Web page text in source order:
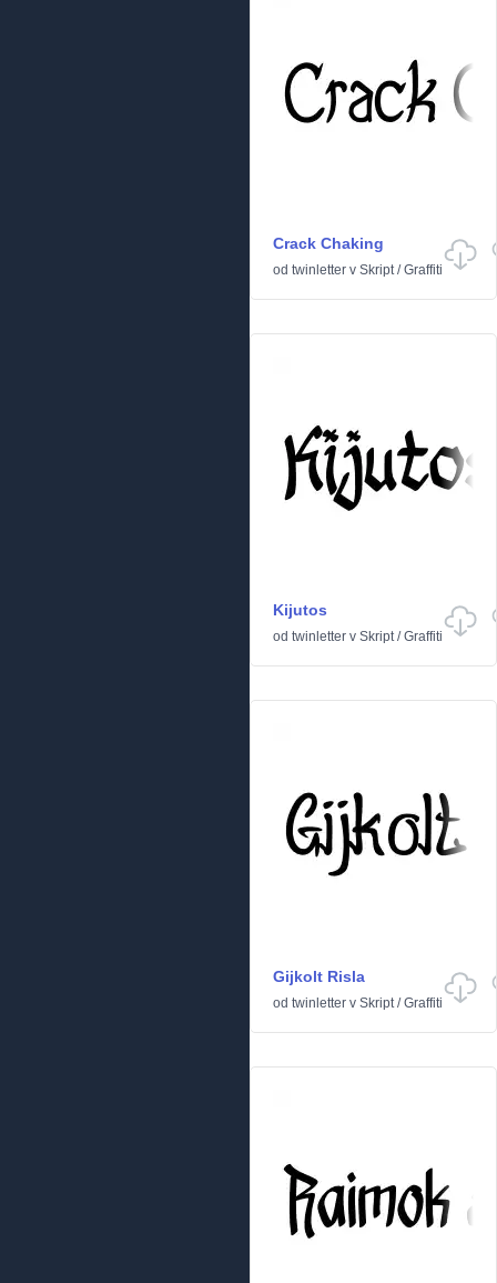
Crack Chaking
od twinletter v Skript/Graffiti
Kijutos
od twinletter v Skript/Graffiti
Gijkolt Risla
od twinletter v Skript/Graffiti